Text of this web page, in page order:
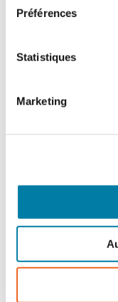
Préférences
Statistiques
Marketing
effectuer un
l’utilisateur
profondeur,